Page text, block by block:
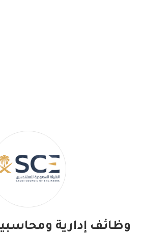
وظائف إدارية